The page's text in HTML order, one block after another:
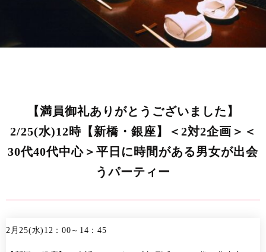
【満員御礼ありがとうございました】
2/25(水)12時【新橋・銀座】＜2対2企画＞＜
30代40代中心＞平日に時間がある男女が出会
うパーティー
2月25(水)12：00～14：45